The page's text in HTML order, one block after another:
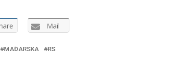
Mail
MAĐARSKA RS